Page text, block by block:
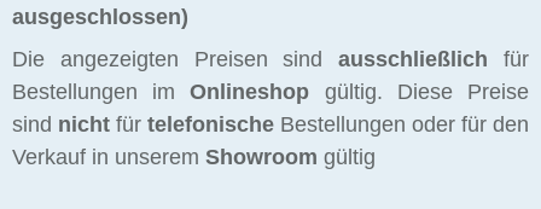
ausgeschlossen)
Die angezeigten Preisen sindausschließlich für
Bestellungen imOnlineshop gültig. Diese Preise
sind nicht für telefonische Bestellungen oder für den
Verkauf in unserem Showroom gültig